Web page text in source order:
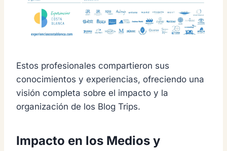
Estos profesionales compartieron sus
conocimientos y experiencias, ofreciendo una
visión completa sobre el impacto y la
organización de los Blog Trips.
Impacto en los Medios y